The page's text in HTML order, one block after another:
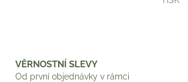
VĚRNOSTNÍ SLEVY
Od první objednávky v rámci